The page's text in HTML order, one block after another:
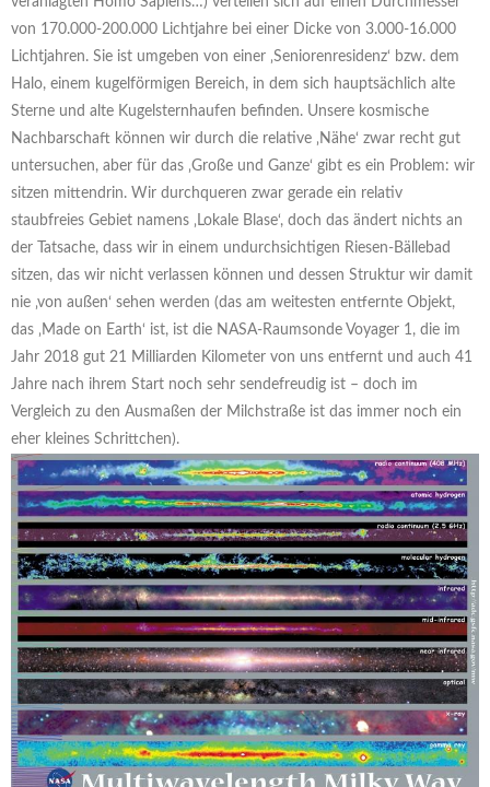
von 170.000-200.000 Lichtjahre bei einer Dicke von 3.000-16.000
Lichtjahren. Sie ist umgeben von einer ‚Seniorenresidenz‘ bzw. dem
Halo, einem kugelförmigen Bereich, in dem sich hauptsächlich alte
Sterne und alte Kugelsternhaufen befinden. Unsere kosmische
Nachbarschaft können wir durch die relative ‚Nähe‘ zwar recht gut
untersuchen, aber für das ‚Große und Ganze‘ gibt es ein Problem: wir
sitzen mittendrin. Wir durchqueren zwar gerade ein relativ
staubfreies Gebiet namens ‚Lokale Blase‘, doch das ändert nichts an
der Tatsache, dass wir in einem undurchsichtigen Riesen-Bällebad
sitzen, das wir nicht verlassen können und dessen Struktur wir damit
nie ‚von außen‘ sehen werden (das am weitesten entfernte Objekt,
das ‚Made on Earth‘ ist, ist die NASA-Raumsonde Voyager 1, die im
Jahr 2018 gut 21 Milliarden Kilometer von uns entfernt und auch 41
Jahre nach ihrem Start noch sehr sendefreudig ist – doch im
Vergleich zu den Ausmaßen der Milchstraße ist das immer noch ein
eher kleines Schrittchen).